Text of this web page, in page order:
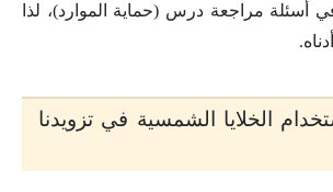
أسئلة مراجعة درس (حماية الموارد)، لذا
الخلايا الشمسية في تزويدنا